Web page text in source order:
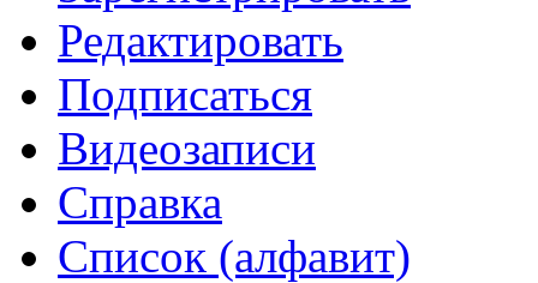
Редактировать
Подписаться
Видеозаписи
Справка
Список (алфавит)